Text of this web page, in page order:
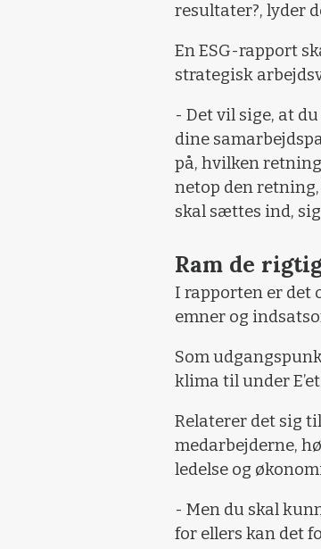
resultater?, lyder
En ESG-rapport
strategisk
- Det vil sige, at
dine
på, hvilken
netop den
skal sættes ind,
Ram de
I rapporten er det
emner og
Som
klima til under
Relaterer det sig
medarbejderne,
ledelse og
- Men du skal
for ellers kan det